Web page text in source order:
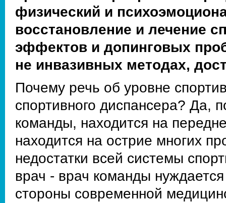
физический и
восстановление и лечение
эффектов и допинговых
не инвазивных методах,
Почему речь об уровне
спортивного диспансера? Да,
команды, находится на
находится на острие многих
недостатки всей системы
врач - врач команды
стороны современной